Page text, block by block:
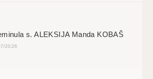
s. ALEKSIJA Manda KOBAŠ
2026